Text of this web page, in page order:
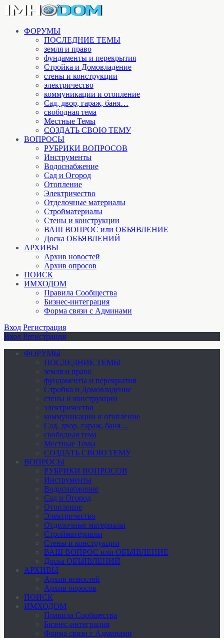
ФОРУМЫ
ПОСЛЕДНИЕ ТЕМЫ
земля и право
фундаменты и перекрытия
Стройка и Домовладение
стены и конструкции
электричество
коммуникации и отопление
Cад, двор, гараж, баня…
свободная тема
Местные Темы
СОЗДАТЬ СВОЮ ТЕМУ
ВОПРОСЫ
РУБРИКИ ВОПРОСОВ
Инструменты
Водоснабжение
Сад и Огород
Отопление
Электричество
Отделочные материалы
Стройматериалы
Стены и конструкции
ВАШ ВОПРОС или ОБЪЯВЛЕНИЕ
Доска ОБЪЯВЛЕНИЙ
АРХИВЫ
Архив новостей
Архив опросов
ПОИСК
ИМХОДОМ
Правила Сообщества
Бизнес-интеграция
Форма связи с Админами
Вход Регистрация
Вход Регистрация
ФОРУМЫ
ПОСЛЕДНИЕ ТЕМЫ
земля и право
фундаменты и перекрытия
Стройка и Домовладение
стены и конструкции
электричество
коммуникации и отопление
Cад, двор, гараж, баня…
свободная тема
Местные Темы
СОЗДАТЬ СВОЮ ТЕМУ
ВОПРОСЫ
РУБРИКИ ВОПРОСОВ
Инструменты
Водоснабжение
Сад и Огород
Отопление
Электричество
Отделочные материалы
Стройматериалы
Стены и конструкции
ВАШ ВОПРОС или ОБЪЯВЛЕНИЕ
Доска ОБЪЯВЛЕНИЙ
АРХИВЫ
Архив новостей
Архив опросов
ПОИСК
ИМХОДОМ
Правила Сообщества
Бизнес-интеграция
Форма связи с Админами